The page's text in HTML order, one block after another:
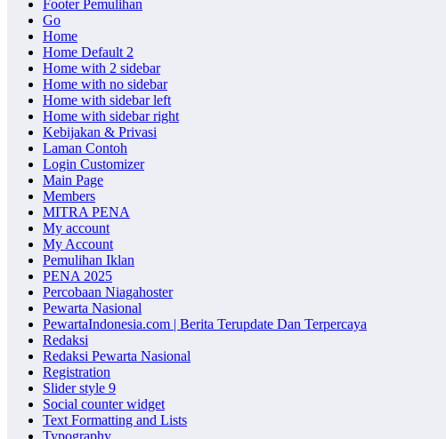
Footer Pemulihan
Go
Home
Home Default 2
Home with 2 sidebar
Home with no sidebar
Home with sidebar left
Home with sidebar right
Kebijakan & Privasi
Laman Contoh
Login Customizer
Main Page
Members
MITRA PENA
My account
My Account
Pemulihan Iklan
PENA 2025
Percobaan Niagahoster
Pewarta Nasional
PewartaIndonesia.com | Berita Terupdate Dan Terpercaya
Redaksi
Redaksi Pewarta Nasional
Registration
Slider style 9
Social counter widget
Text Formatting and Lists